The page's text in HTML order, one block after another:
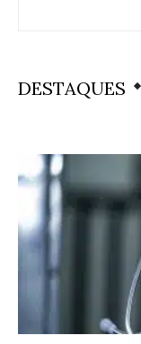
DESTAQUES